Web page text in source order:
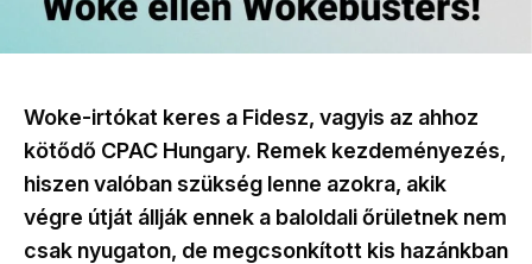
Woke-irtókat keres a Fidesz, vagyis az ahhoz
kötődő CPAC Hungary. Remek kezdeményezés,
hiszen valóban szükség lenne azokra, akik
végre útját állják ennek a baloldali őrületnek nem
csak nyugaton, de megcsonkított kis hazánkban